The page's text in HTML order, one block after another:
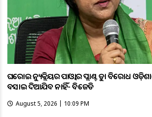
ଘରୋଇ ନ୍ୟୁକ୍ଲିୟର ପାଓ୍ବାର ପ୍ଲାଣ୍ଟକୁ କଡ଼ା ବିରୋଧ
ବସାଇ ଦିଆଯିବ ନାହିଁ- ବିଜେଡି
August 5, 2026 | 10:09 PM